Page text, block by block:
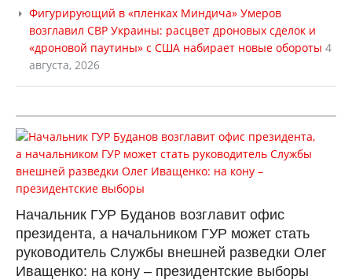
Фигурирующий в «пленках Миндича» Умеров
возглавил СВР Украины: расцвет дроновых сделок и
«дроновой паутины» с США набирает новые обороты 4
августа, 2026
Начальник ГУР Буданов возглавит офис
президента, а начальником ГУР может стать
руководитель Службы внешней разведки Олег
Иващенко: на кону – президентские выборы